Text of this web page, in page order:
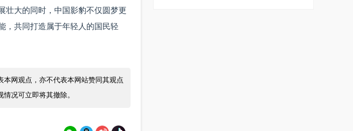
壮大的同时，中国影豹不仅圆梦更
，共同打造属于年轻人的国民轻
网观点，亦不代表本网站赞同其观点
况可立即将其撤除。